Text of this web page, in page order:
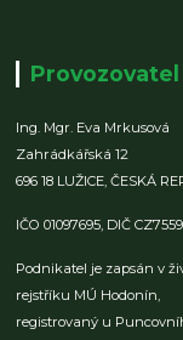
Provozovatel
Ing. Mgr. Eva Mrkusová
Zahrádkářská 12
696 18 LUŽICE,ČESKÁ
IČO 01097695, DIČ
Podnikatel je zapsán v
rejstříku MÚ Hodonín,
registrovaný u